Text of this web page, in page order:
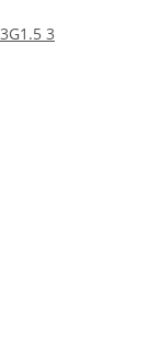
Brennenstuhl Kabeltrommel 40m H07RN-F3G1.5 3